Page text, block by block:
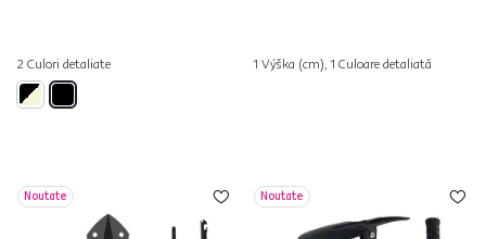
2 Culori detaliate 1 Výška (cm), 1 Culoare detaliată
Noutate Noutate